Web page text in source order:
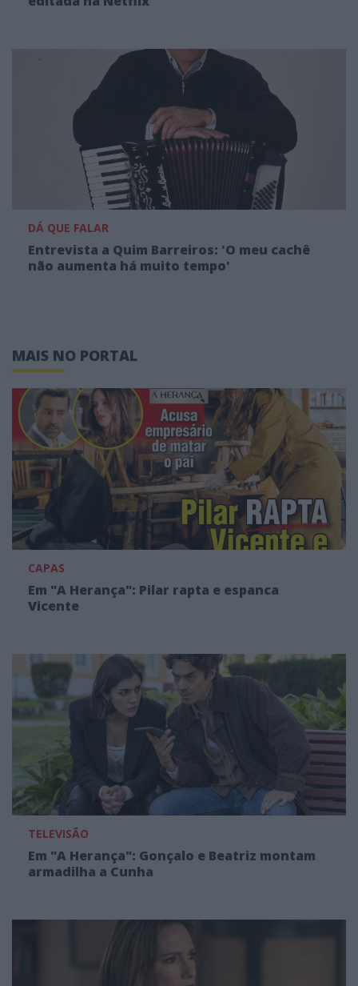
DÁ QUE FALAR
Entrevista a Quim Barreiros: 'O meu cachê
não aumenta há muito tempo'
MAIS NO PORTAL
CAPAS
Em "A Herança": Pilar rapta e espanca
Vicente
TELEVISÃO
Em "A Herança": Gonçalo e Beatriz montam
armadilha a Cunha